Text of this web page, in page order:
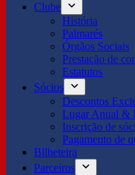
Clube
História
Palmarés
Órgãos Sociais
Prestação de
Estatutos
Sócios
Descontos
Lugar Anual &
Inscrição de
Pagamento de
Bilheteira
Parceiros